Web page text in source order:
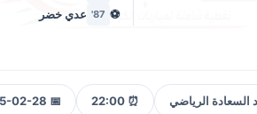
⚽
87' عدي خضر
السعادة الرياضي ⏰ 22:00
📅 2025-02-28